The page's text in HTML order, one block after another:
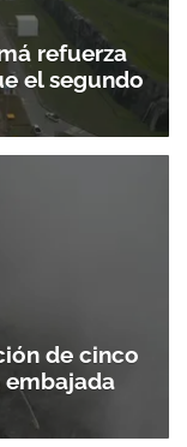
refuerza
el segundo
de cinco